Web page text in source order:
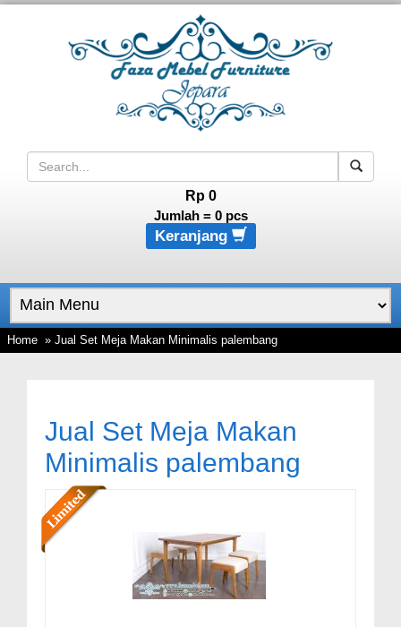
Rp 0
Jumlah = 0pcs
Keranjang
Home » Jual Set Meja Makan Minimalis palembang
Jual Set Meja Makan
Minimalis palembang